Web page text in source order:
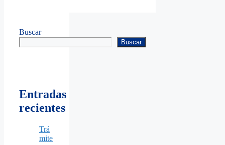
Buscar
Buscar
Entradas
recientes
Trá
mite